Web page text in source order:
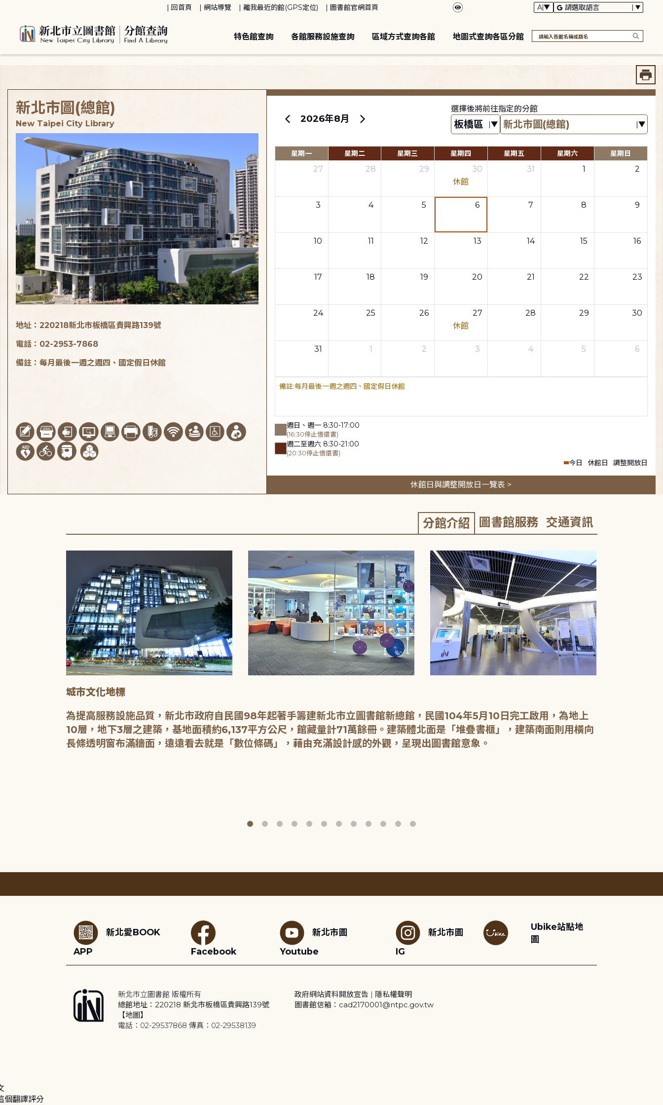
回首頁 網站導覽 離我最近的館(GPS定位) 圖書館官網首頁
特色館查詢 各館服務設施查詢 區域方式查詢各館 地圖式查詢各區分館
2026年8月
選擇後將前往指定的分館
星期一 星期二 星期三 星期四 星期五 星期六 星期日
27 28 29
30
休館
31 1 2
3 4 5 6 7 8 9
10 11 12 13 14 15 16
17 18 19 20 21 22 23
24 25 26
27
休館
28 29 30
31 1 2 3 4 5 6
每月最後一週之週四、國定假日休館
週日、週一 8:30-17:00
(16:30停止借還書)
週二至週六 8:30-21:00
(20:30停止借還書)
今日 休館日 調整開放日
休館日與調整開放日一覽表 >
新北市圖(總館)
New Taipei City Library
地址：220218新北市板橋區貴興路139號
電話：02-2953-7868
備註：每月最後一週之週四、國定假日休館
分館介紹 圖書館服務 交通資訊
城市文化地標
為提高服務設施品質，新北市政府自民國98年起著手籌建新北市立圖書館新總館，民國104年5月10日完工啟用，為地上
10層，地下3層之建築，基地面積約6,137平方公尺，館藏量計71萬餘冊。建築體北面是「堆疊書櫃」，建築南面則用橫向
長條透明窗布滿牆面，遠遠看去就是「數位條碼」，藉由充滿設計感的外觀，呈現出圖書館意象。
新北愛BOOK
APP
Facebook
新北市圖
Youtube
新北市圖
IG
Ubike站點地
圖
新北市立圖書館 版權所有
總館地址：220218 新北市板橋區貴興路139號
【地圖】
電話：02-29537868 傳真：02-29538139
政府網站資料開放宣告 | 隱私權聲明
圖書館信箱：cad2170001@ntpc.gov.tw
個翻譯評分